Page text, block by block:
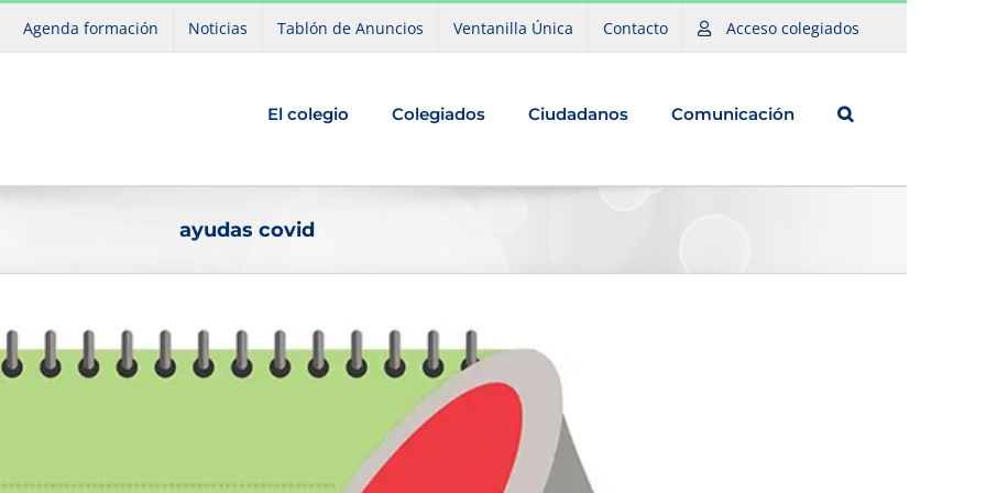
Agenda formación Noticias Tablón de Anuncios Ventanilla Única Contacto Acceso colegiados
El colegio Colegiados Ciudadanos Comunicación
ayudas covid